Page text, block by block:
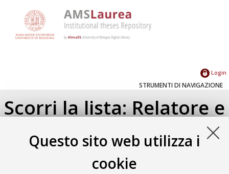
Questo sito web utilizza i
cookie
Login
STRUMENTI DI NAVIGAZIONE
Scorri la lista: Relatore e
Correlatore
Seleziona un valore dall'elenco sottostante.